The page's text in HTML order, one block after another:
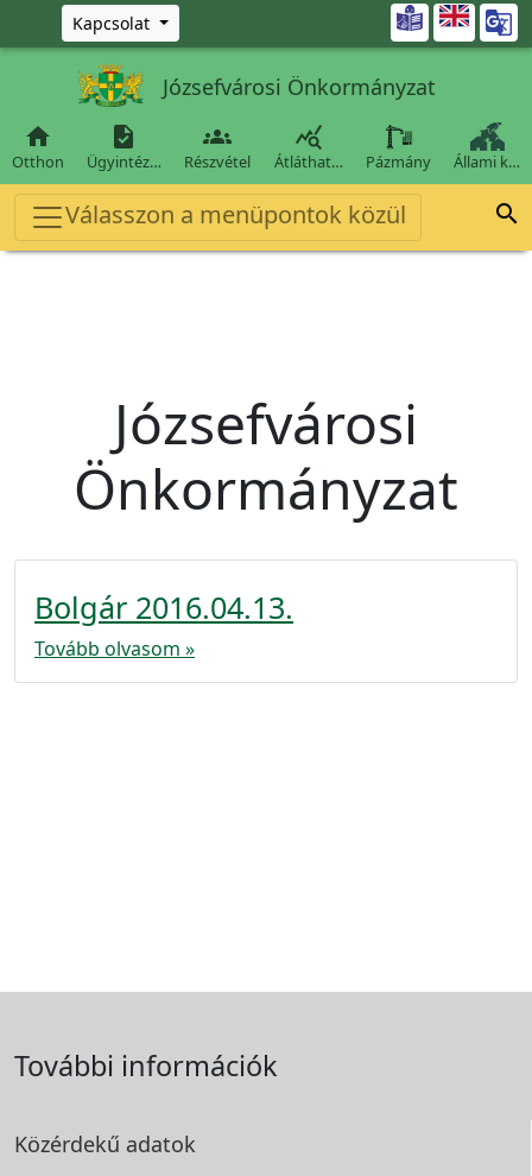
Ugrás a fő tartalomra
Kapcsolat 
Józsefvárosi Önkormányzat

Otthon

Ügyintéz…

Részvétel

Átláthat… Pázmány Állami k…
Válasszon a menüpontok közül 
Józsefvárosi
Önkormányzat
Bolgár 2016.04.13.
Tovább olvasom »
További információk
Közérdekű adatok